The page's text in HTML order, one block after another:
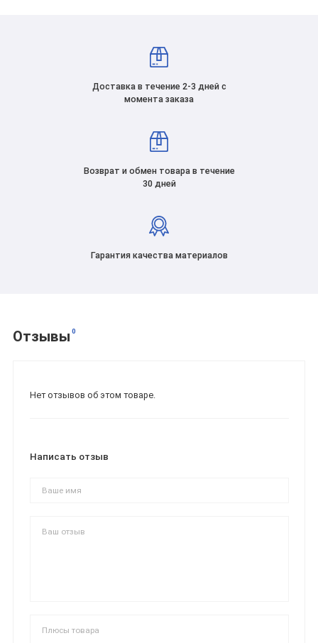
Доставка в течение 2-3 дней с
момента заказа
Возврат и обмен товара в течение
30 дней
Гарантия качества материалов
Отзывы 0
Нет отзывов об этом товаре.
Написать отзыв